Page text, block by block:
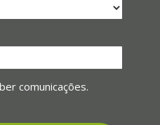
comunicações.